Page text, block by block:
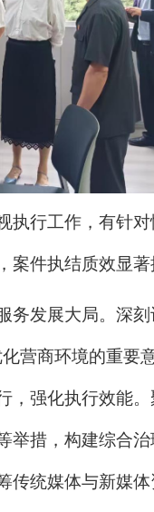
执行工作，有针
件执结质效显著
务发展大局。深
营商环境的重要
，强化执行效能
措，构建综合治
传统媒体与新媒